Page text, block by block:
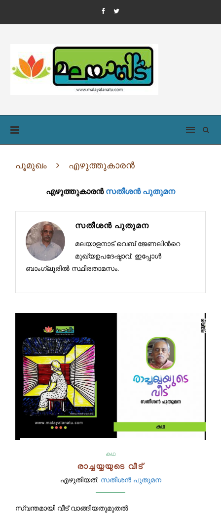
പൂമുഖം എഴുത്തുകാരൻ
എഴുത്തുകാരൻ സതീശന്‍ പുതുമന
സതീശന്‍ പുതുമന
മലയാളനാട് വെബ് ജേണലിൻറെ
മുഖ്യഉപദേഷ്ടാവ്. ഇപ്പോള്‍
ബാംഗ്ലൂരില്‍ സ്ഥിരതാമസം.
കഥ
രാച്ചയ്യയുടെ വീട്
എഴുതിയത്. സതീശന്‍ പുതുമന
സ്വന്തമായി വീട് വാങ്ങിയതുമുതല്‍